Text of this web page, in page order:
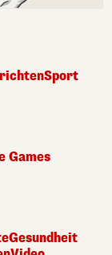
Sport
Games
Gesundheit